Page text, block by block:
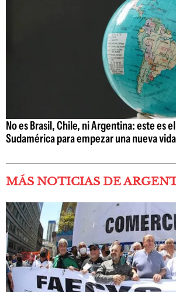
No es Brasil, Chile, ni Argentina: este es
Sudamérica para empezar una nueva vida
MÁS NOTICIAS DE